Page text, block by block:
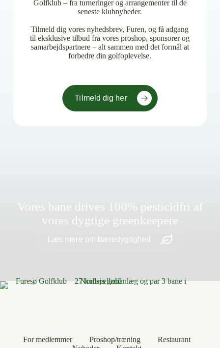
Golfklub – fra turneringer og arrangementer til de
seneste klubnyheder.
Tilmeld dig vores nyhedsbrev, Furen, og få adgang
til eksklusive tilbud fra vores proshop, sponsorer og
samarbejdspartnere – alt sammen med det formål at
forbedre din golfoplevelse.
Tilmeld dig her
Vores bane drives 100% pesticidfri af
vores dygtige greenkeepere
Læs mere om bæredygtighed
For medlemmer Proshop/træning
Restaurant